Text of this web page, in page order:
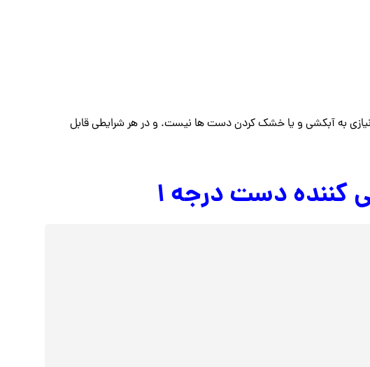
به آبکشی و یا خشک کردن دست ها نیست. و در هر شرایطی قابل
کننده دست درجه ۱